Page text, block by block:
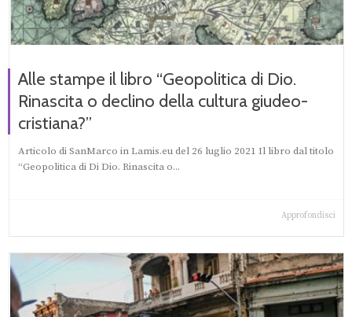
Alle stampe il libro “Geopolitica di Dio.
Rinascita o declino della cultura giudeo-
cristiana?”
Articolo di SanMarco in Lamis.eu del 26 luglio 2021 Il libro dal titolo
“Geopolitica di Di Dio. Rinascita o...
Approfondisci